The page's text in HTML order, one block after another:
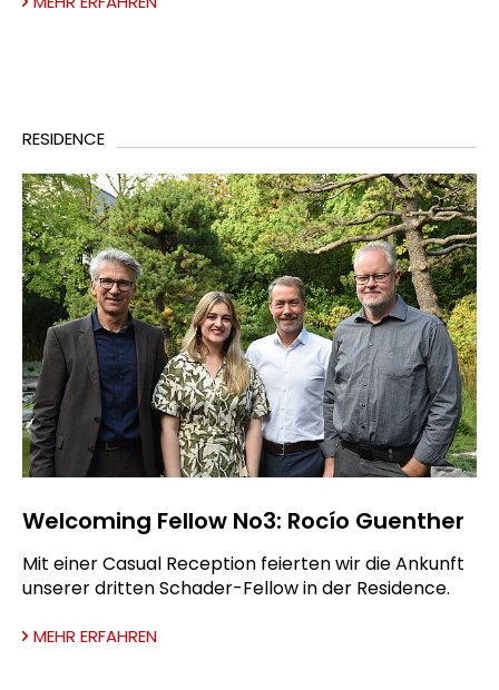
RESIDENCE
Welcoming Fellow No3: Rocío Guenther
Mit einer Casual Reception feierten wir die Ankunft
unserer dritten Schader-Fellow in der Residence.
MEHR ERFAHREN